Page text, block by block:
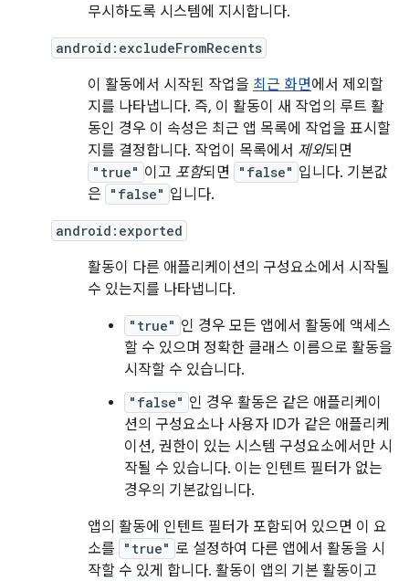
무시하도록 시스템에 지시합니다.
android:excludeFromRecents
이 활동에서 시작된 작업을 최근 화면에서 제외할
지를 나타냅니다. 즉, 이 활동이 새 작업의 루트 활
동인 경우 이 속성은 최근 앱 목록에 작업을 표시할
지를 결정합니다. 작업이 목록에서 제외되면
"true" 이고 포함되면 "false" 입니다. 기본값
은
"false" 입니다.
android:exported
활동이 다른 애플리케이션의 구성요소에서 시작될
수 있는지를 나타냅니다.
"true" 인 경우 모든 앱에서 활동에 액세스
할 수 있으며 정확한 클래스 이름으로 활동을
시작할 수 있습니다.
"false" 인 경우 활동은 같은 애플리케이
션의 구성요소나 사용자 ID가 같은 애플리케
이션, 권한이 있는 시스템 구성요소에서만 시
작될 수 있습니다. 이는 인텐트 필터가 없는
경우의 기본값입니다.
앱의 활동에 인텐트 필터가 포함되어 있으면 이 요
소를
"true" 로 설정하여 다른 앱에서 활동을 시
작할 수 있게 합니다. 활동이 앱의 기본 활동이고